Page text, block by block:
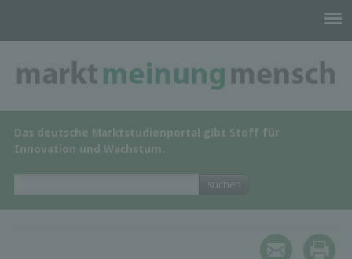
Das deutsche Marktstudienportal gibt Stoff für
Innovation und Wachstum.